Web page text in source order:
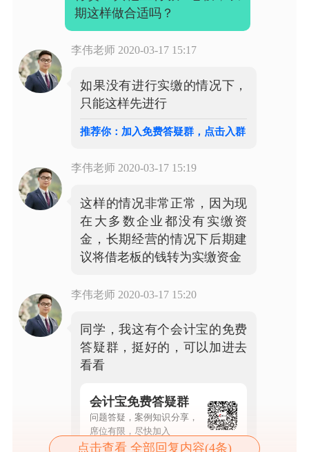
期这样做合适吗？
李伟老师 2020-03-17 15:17
如果没有进行实缴的情况下，
只能这样先进行
推荐你：加入免费答疑群，点击入群
李伟老师 2020-03-17 15:19
这样的情况非常正常，因为现
在大多数企业都没有实缴资
金，长期经营的情况下后期建
议将借老板的钱转为实缴资金
李伟老师 2020-03-17 15:20
同学，我这有个会计宝的免费
答疑群，挺好的，可以加进去
看看
会计宝免费答疑群
问题答疑，案例知识分享，
席位有限，尽快加入
点击查看 全部回复内容(4条)